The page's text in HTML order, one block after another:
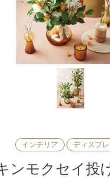
インテリア ディスプレ
ンモクセイ投